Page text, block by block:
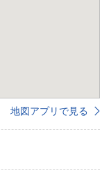
地図アプリで見る